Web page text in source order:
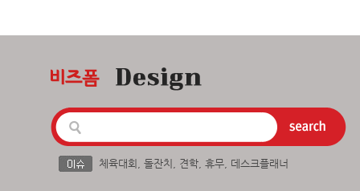
체육대회 돌잔치 견학, 휴무, 데스크플래너